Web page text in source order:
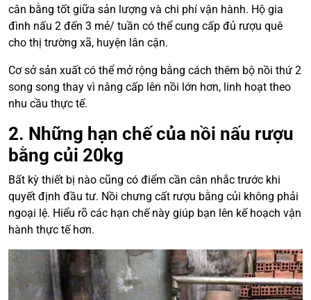
cân bằng tốt giữa sản lượng và chi phí vận hành. Hộ gia
đình nấu 2 đến 3 mẻ/ tuần có thể cung cấp đủ rượu quê
cho thị trường xã, huyện lân cận.
Cơ sở sản xuất có thể mở rộng bằng cách thêm bộ nồi thứ 2
song song thay vì nâng cấp lên nồi lớn hơn, linh hoạt theo
nhu cầu thực tế.
2. Những hạn chế của nồi nấu rượu
bằng củi 20kg
Bất kỳ thiết bị nào cũng có điểm cần cân nhắc trước khi
quyết định đầu tư. Nồi chưng cất rượu bằng củi không phải
ngoại lệ. Hiểu rõ các hạn chế này giúp bạn lên kế hoạch vận
hành thực tế hơn.